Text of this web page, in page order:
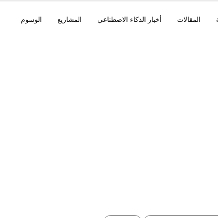
المقالات أخبار الذكاء الاصطناعي المشاريع الوسوم